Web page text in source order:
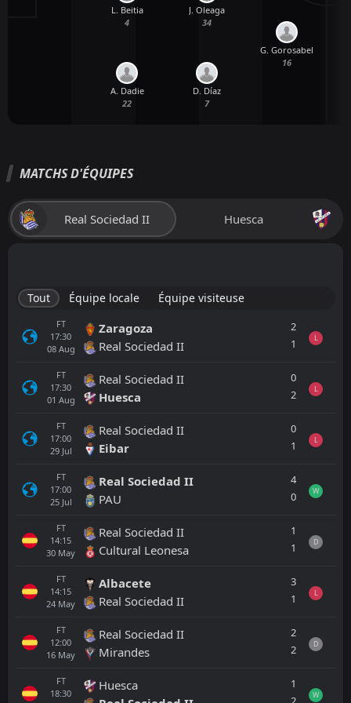
A. Dadie
22
L. Beitia
4
D. Díaz
7
J. Oleaga
34
G. Gorosabel
16
MATCHS D'ÉQUIPES
Real Sociedad II Huesca
Tout Équipe locale Équipe visiteuse
FT
17:30
08 Aug
Zaragoza
Real Sociedad II
2
1
L
FT
17:30
01 Aug
Real Sociedad II
Huesca
0
2
L
FT
17:00
29 Jul
Real Sociedad II
Eibar
0
1
L
FT
17:00
25 Jul
Real Sociedad II
PAU
4
0
W
FT
14:15
30 May
Real Sociedad II
Cultural Leonesa
1
1
D
FT
14:15
24 May
Albacete
Real Sociedad II
3
1
L
FT
12:00
16 May
Real Sociedad II
Mirandes
2
2
D
FT
18:30
Huesca
1
W